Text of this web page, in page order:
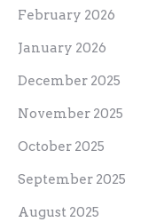
February 2026
January 2026
December 2025
November 2025
October 2025
September 2025
August 2025